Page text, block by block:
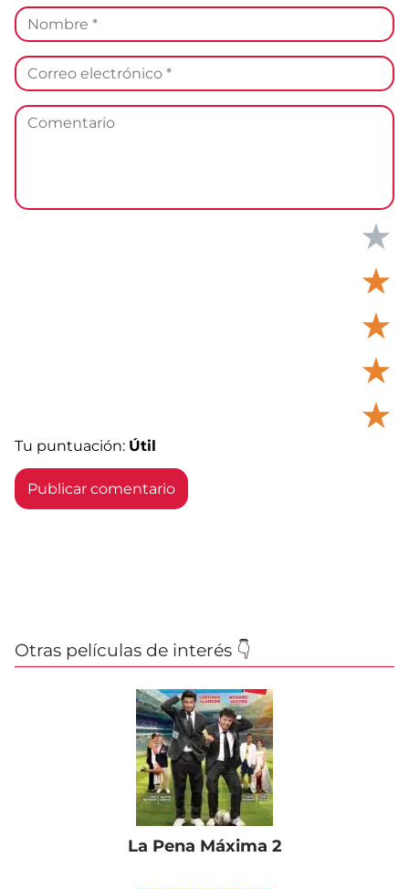
★
★
★
★
★
Tu puntuación: Útil
Otras películas de interés 👇
La Pena Máxima 2